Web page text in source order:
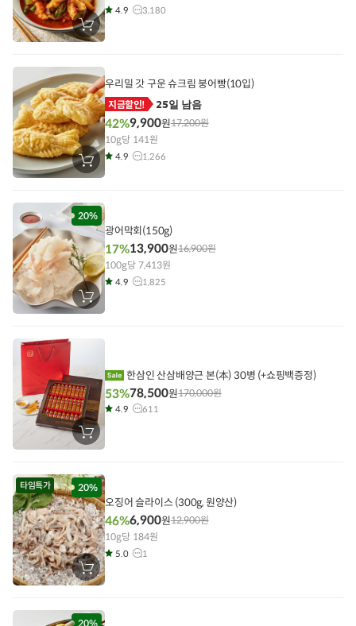
장
바
에
담
기
4.9 3,180
장
바
에
담
기
우리밀 갓 구운 슈크림 붕어빵(10입)
지금할인! 25일 남음
42%9,900원17,200원
10g당 141원
4.9 1,266
20%
장
바
광어막회(150g)
17%13,900원16,900원
100g당 7,413원
4.9 1,825
장
바
에
담
기
한삼인 산삼배양근 본(本) 30병 (+쇼핑백증정)
53%78,500원170,000원
4.9 611
20%
타임특가
장
바
에
담
오징어 슬라이스 (300g, 원양산)
46%6,900원12,900원
10g당 184원
5.0 1
20%